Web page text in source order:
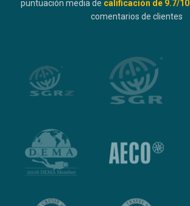
puntuación media de calificación de 9.7/10
comentarios de clientes